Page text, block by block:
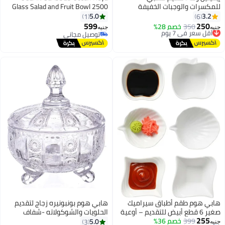
والوجبات الخفيفة
3.2
6
250
350خصم 28%أقل سعر في 7 يوم
توصيل مجاني
أقل سعر في 7 يوم
Glass Salad and Fruit Bowl 2500
ml – 25 cm Large Clear Glass
Mixing & Serving Bowl, Durable
Elegant Design, Thailand Made
Fruit, Salad & Kitchen Bowl
5.0
1
جنيه599
توصيل مجاني
توصيل مجاني
هوم طقم أطباق سيراميك
صغير 6 قطع أبيض للتقديم – أوعية
أنيقة للتوابل والمقبلات
255
399خصم 36%
هابي هوم بونبونيره زجاج لتقديم
الحلويات والشوكولاته -شفاف
5.0
3